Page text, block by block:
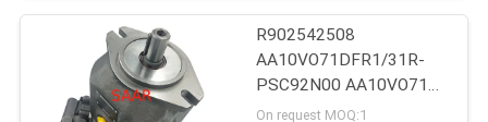
い パーカーデニソン
の油圧ポンプ
R902542508
AA10VO71DFR1/31R-
PSC92N00 AA10VO71シ
リーズ アキシャルピス
On request MOQ:1